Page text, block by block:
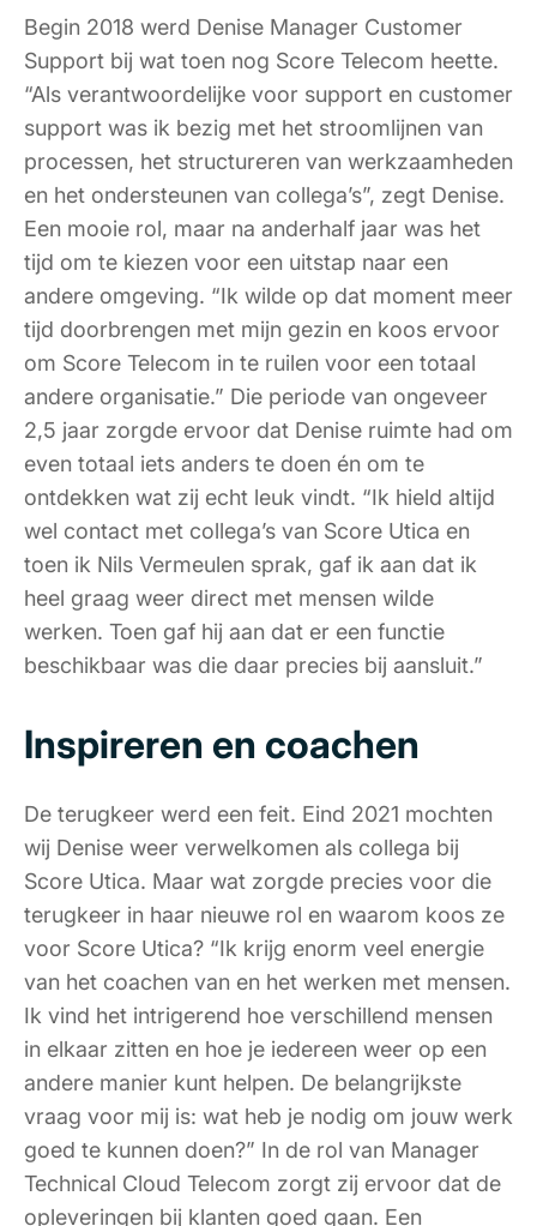
Begin 2018 werd Denise Manager Customer
Support bij wat toen nog Score Telecom heette.
“Als verantwoordelijke voor support en customer
support was ik bezig met het stroomlijnen van
processen, het structureren van werkzaamheden
en het ondersteunen van collega’s”, zegt Denise.
Een mooie rol, maar na anderhalf jaar was het
tijd om te kiezen voor een uitstap naar een
andere omgeving. “Ik wilde op dat moment meer
tijd doorbrengen met mijn gezin en koos ervoor
om Score Telecom in te ruilen voor een totaal
andere organisatie.” Die periode van ongeveer
2,5 jaar zorgde ervoor dat Denise ruimte had om
even totaal iets anders te doen én om te
ontdekken wat zij echt leuk vindt. “Ik hield altijd
wel contact met collega’s van Score Utica en
toen ik Nils Vermeulen sprak, gaf ik aan dat ik
heel graag weer direct met mensen wilde
werken. Toen gaf hij aan dat er een functie
beschikbaar was die daar precies bij aansluit.”
Inspireren en coachen
De terugkeer werd een feit. Eind 2021 mochten
wij Denise weer verwelkomen als collega bij
Score Utica. Maar wat zorgde precies voor die
terugkeer in haar nieuwe rol en waarom koos ze
voor Score Utica? “Ik krijg enorm veel energie
van het coachen van en het werken met mensen.
Ik vind het intrigerend hoe verschillend mensen
in elkaar zitten en hoe je iedereen weer op een
andere manier kunt helpen. De belangrijkste
vraag voor mij is: wat heb je nodig om jouw werk
goed te kunnen doen?” In de rol van Manager
Technical Cloud Telecom zorgt zij ervoor dat de
opleveringen bij klanten goed gaan. Een